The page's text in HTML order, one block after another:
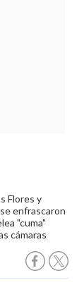
Flores y
enfrascaron
"cuma"
cámaras